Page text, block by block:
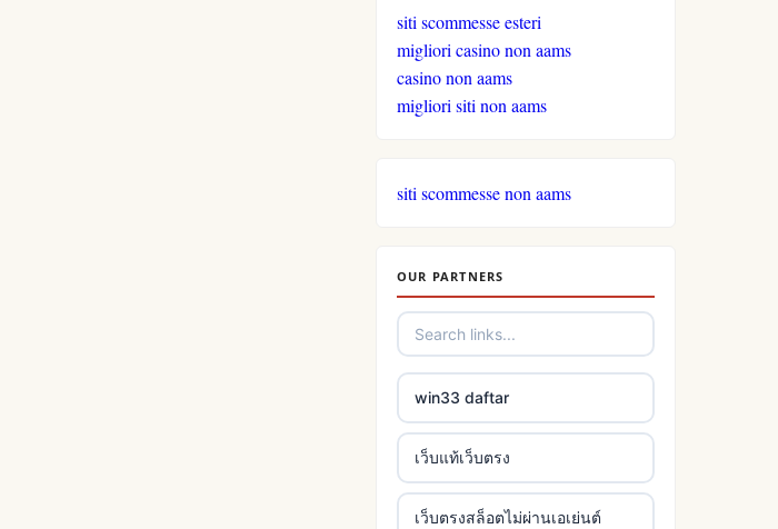
siti scommesse esteri
migliori casino non aams
casino non aams
migliori siti non aams
siti scommesse non aams
OUR PARTNERS
win33 daftar
เว็บแท้เว็บตรง
เว็บตรงสล็อตไม่ผ่านเอเย่นต์